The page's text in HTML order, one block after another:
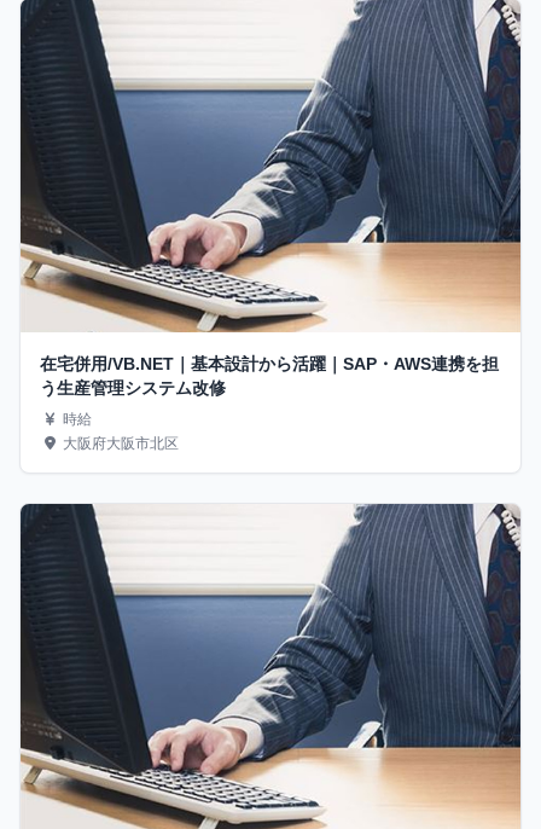
在宅併用/VB.NET｜基本設計から活躍｜SAP・AWS連携を担
う生産管理システム改修
時給
大阪府大阪市北区